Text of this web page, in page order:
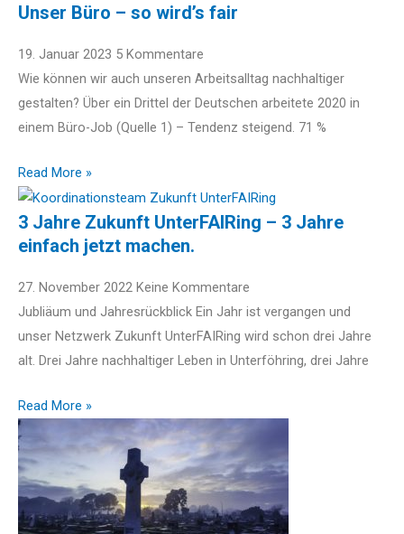
Unser Büro – so wird’s fair
19. Januar 2023 5 Kommentare
Wie können wir auch unseren Arbeitsalltag nachhaltiger
gestalten? Über ein Drittel der Deutschen arbeitete 2020 in
einem Büro-Job (Quelle 1) – Tendenz steigend. 71 %
Read More »
3 Jahre Zukunft UnterFAIRing – 3 Jahre
einfach jetzt machen.
27. November 2022 Keine Kommentare
Jubliäum und Jahresrückblick Ein Jahr ist vergangen und
unser Netzwerk Zukunft UnterFAIRing wird schon drei Jahre
alt. Drei Jahre nachhaltiger Leben in Unterföhring, drei Jahre
Read More »